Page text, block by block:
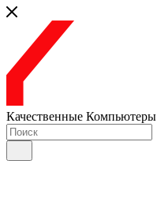
Качественные Компьютеры